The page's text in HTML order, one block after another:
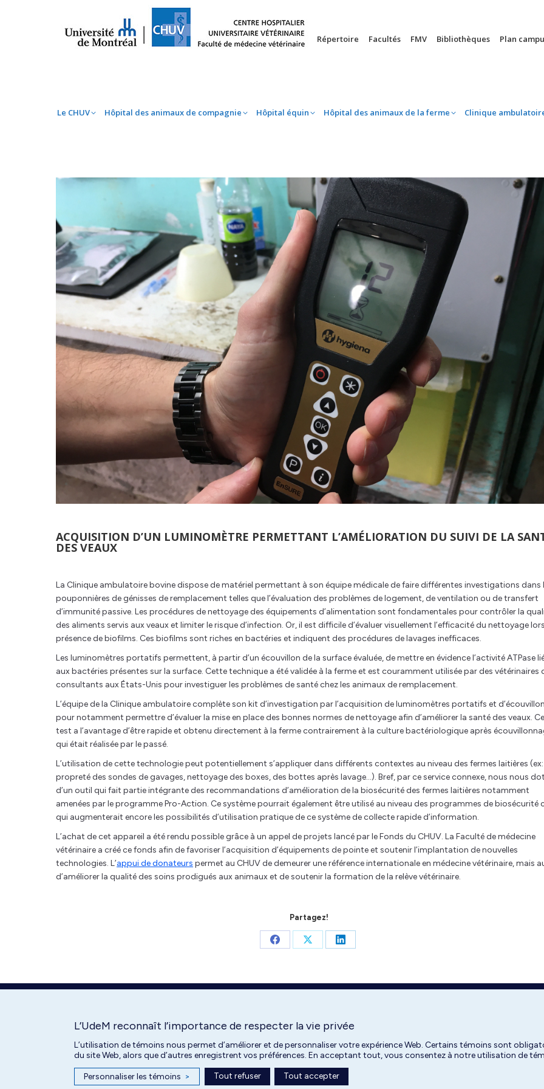
Répertoire Facultés FMV Bibliothèques Plan
Le CHUV Hôpital des animaux de compagnie Hôpital équin Hôpital des animaux de la ferme Clinique
ACQUISITION D’UN LUMINOMÈTRE PERMETTANT L’AMÉLIORATION DU SUIVI DE LA
DES VEAUX
La Clinique ambulatoire bovine dispose de matériel permettant à son équipe médicale de faire différentes investigations dans
pouponnières de génisses de remplacement telles que l’évaluation des problèmes de logement, de ventilation ou de transfert
d’immunité passive. Les procédures de nettoyage des équipements d’alimentation sont fondamentales pour contrôler la
des aliments servis aux veaux et limiter le risque d’infection. Or, il est difficile d’évaluer visuellement l’efficacité du nettoyage
présence de biofilms. Ces biofilms sont riches en bactéries et indiquent des procédures de lavages inefficaces.
Les luminomètres portatifs permettent, à partir d’un écouvillon de la surface évaluée, de mettre en évidence l’activité ATPase
aux bactéries présentes sur la surface. Cette technique a été validée à la ferme et est couramment utilisée par des vétérinaires
consultants aux États-Unis pour investiguer les problèmes de santé chez les animaux de remplacement.
L’équipe de la Clinique ambulatoire complète son kit d’investigation par l’acquisition de luminomètres portatifs et
pour notamment permettre d’évaluer la mise en place des bonnes normes de nettoyage afin d’améliorer la santé des veaux. Ce
test a l’avantage d’être rapide et obtenu directement à la ferme contrairement à la culture bactériologique après
qui était réalisée par le passé.
L’utilisation de cette technologie peut potentiellement s’appliquer dans différents contextes au niveau des fermes laitières (ex:
propreté des sondes de gavages, nettoyage des boxes, des bottes après lavage…). Bref, par ce service connexe, nous nous
d’un outil qui fait partie intégrante des recommandations d’amélioration de la biosécurité des fermes laitières notamment
amenées par le programme Pro-Action. Ce système pourrait également être utilisé au niveau des programmes de biosécurité
qui augmenterait encore les possibilités d’utilisation pratique de ce système de collecte rapide d’information.
L’achat de cet appareil a été rendu possible grâce à un appel de projets lancé par le Fonds du CHUV. La Faculté de médecine
vétérinaire a créé ce fonds afin de favoriser l’acquisition d’équipements de pointe et soutenir l’implantation de nouvelles
technologies. L’appui de donateurs permet au CHUV de demeurer une référence internationale en médecine vétérinaire, mais
d’améliorer la qualité des soins prodigués aux animaux et de soutenir la formation de la relève vétérinaire.
Partagez!
Share
Facebook
Share
X
Share
LinkedIn
L’UdeM reconnaît l’importance de respecter la vie privée
L’utilisation de témoins nous permet d’améliorer et de personnaliser votre expérience Web. Certains témoins sont
du site Web, alors que d’autres enregistrent vos préférences. En acceptant tout, vous consentez à notre utilisation de
Personnaliser les témoins > Tout refuser Tout accepter
Le CHUV Hôpital des animaux de compagnie Hôpital équin